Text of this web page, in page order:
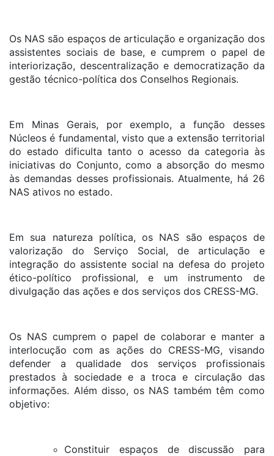
Os NAS são espaços de articulação e organização dos
assistentes sociais de base, e cumprem o papel de
interiorização, descentralização e democratização da
gestão técnico-política dos Conselhos Regionais.
Em Minas Gerais, por exemplo, a função desses
Núcleos é fundamental, visto que a extensão territorial
do estado dificulta tanto o acesso da categoria às
iniciativas do Conjunto, como a absorção do mesmo
às demandas desses profissionais. Atualmente, há 26
NAS ativos no estado.
Em sua natureza política, os NAS são espaços de
valorização do Serviço Social, de articulação e
integração do assistente social na defesa do projeto
ético-político profissional, e um instrumento de
divulgação das ações e dos serviços dos CRESS-MG.
Os NAS cumprem o papel de colaborar e manter a
interlocução com as ações do CRESS-MG, visando
defender a qualidade dos serviços profissionais
prestados à sociedade e a troca e circulação das
informações. Além disso, os NAS também têm como
objetivo:
Constituir espaços de discussão para